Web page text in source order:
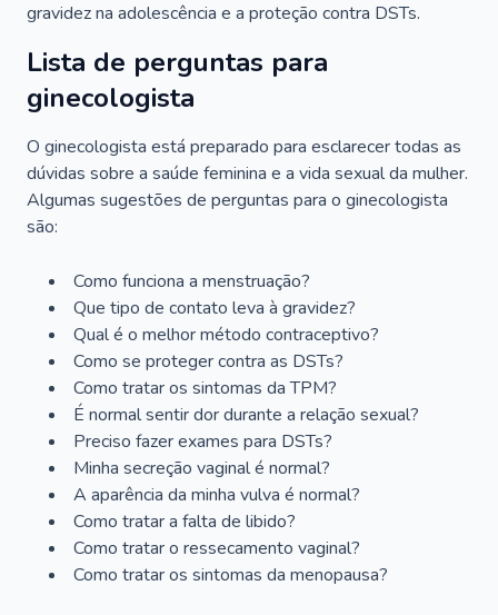
gravidez na adolescência e a proteção contra DSTs.
Lista de perguntas para
ginecologista
O ginecologista está preparado para esclarecer todas as
dúvidas sobre a saúde feminina e a vida sexual da mulher.
Algumas sugestões de perguntas para o ginecologista
são:
Como funciona a menstruação?
Que tipo de contato leva à gravidez?
Qual é o melhor método contraceptivo?
Como se proteger contra as DSTs?
Como tratar os sintomas da TPM?
É normal sentir dor durante a relação sexual?
Preciso fazer exames para DSTs?
Minha secreção vaginal é normal?
A aparência da minha vulva é normal?
Como tratar a falta de libido?
Como tratar o ressecamento vaginal?
Como tratar os sintomas da menopausa?